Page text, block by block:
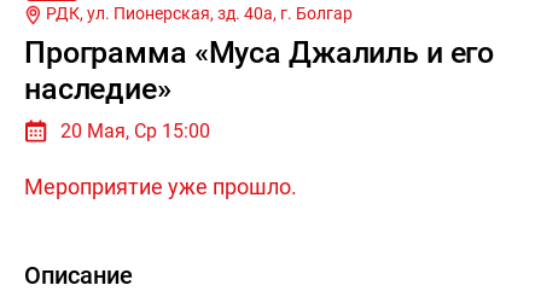
РДК, ул. Пионерская, зд. 40а, г. Болгар
Программа «Муса Джалиль и его
наследие»
20 Мая, Ср 15:00
Мероприятие уже прошло.
Описание